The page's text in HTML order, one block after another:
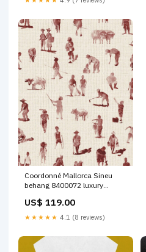
Coordonné Mallorca Sineu
behang 8400072 luxury
US$ 119.00
★★★★★ 4.1 (8 reviews)